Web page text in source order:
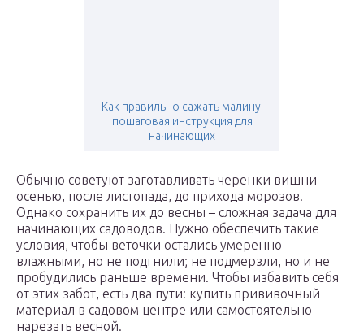
Как правильно сажать малину:
пошаговая инструкция для
начинающих
Обычно советуют заготавливать черенки вишни
осенью, после листопада, до прихода морозов.
Однако сохранить их до весны – сложная задача для
начинающих садоводов. Нужно обеспечить такие
условия, чтобы веточки остались умеренно-
влажными, но не подгнили; не подмерзли, но и не
пробудились раньше времени. Чтобы избавить себя
от этих забот, есть два пути: купить прививочный
материал в садовом центре или самостоятельно
нарезать весной.